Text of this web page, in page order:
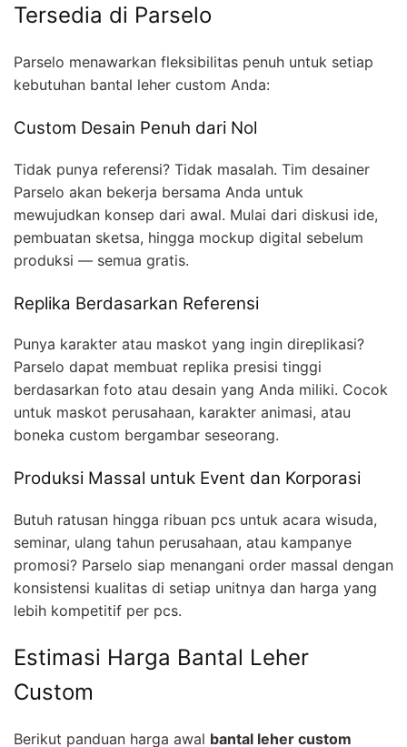
Tersedia di Parselo
Parselo menawarkan fleksibilitas penuh untuk setiap
kebutuhan bantal leher custom Anda:
Custom Desain Penuh dari Nol
Tidak punya referensi? Tidak masalah. Tim desainer
Parselo akan bekerja bersama Anda untuk
mewujudkan konsep dari awal. Mulai dari diskusi ide,
pembuatan sketsa, hingga mockup digital sebelum
produksi — semua gratis.
Replika Berdasarkan Referensi
Punya karakter atau maskot yang ingin direplikasi?
Parselo dapat membuat replika presisi tinggi
berdasarkan foto atau desain yang Anda miliki. Cocok
untuk maskot perusahaan, karakter animasi, atau
boneka custom bergambar seseorang.
Produksi Massal untuk Event dan Korporasi
Butuh ratusan hingga ribuan pcs untuk acara wisuda,
seminar, ulang tahun perusahaan, atau kampanye
promosi? Parselo siap menangani order massal dengan
konsistensi kualitas di setiap unitnya dan harga yang
lebih kompetitif per pcs.
Estimasi Harga Bantal Leher
Custom
Berikut panduan harga awal bantal leher custom